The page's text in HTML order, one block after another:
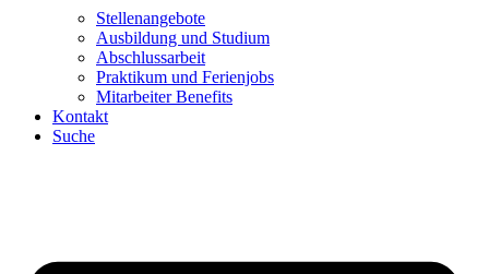
Stellenangebote
Ausbildung und Studium
Abschlussarbeit
Praktikum und Ferienjobs
Mitarbeiter Benefits
Kontakt
Suche